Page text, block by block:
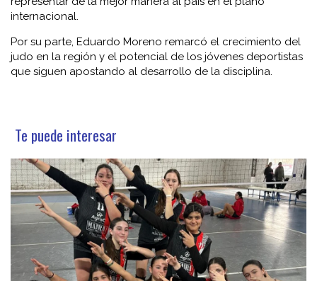
internacional.
Por su parte, Eduardo Moreno remarcó el crecimiento del
judo en la región y el potencial de los jóvenes deportistas
que siguen apostando al desarrollo de la disciplina.
Te puede interesar